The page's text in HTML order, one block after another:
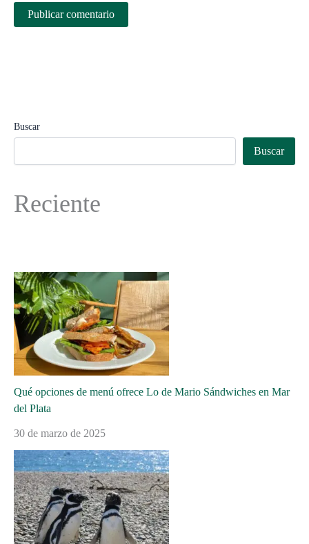
Buscar
Buscar
Reciente
Qué opciones de menú ofrece Lo de Mario Sándwiches en Mar
del Plata
30 de marzo de 2025